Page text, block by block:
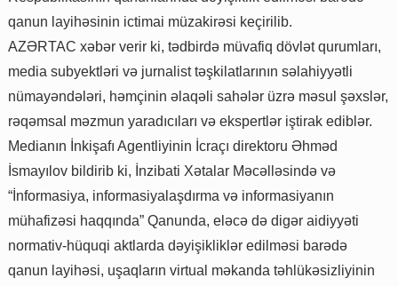
qanun layihəsinin ictimai müzakirəsi keçirilib.
AZƏRTAC xəbər verir ki, tədbirdə müvafiq dövlət qurumları,
media subyektləri və jurnalist təşkilatlarının səlahiyyətli
nümayəndələri, həmçinin əlaqəli sahələr üzrə məsul şəxslər,
rəqəmsal məzmun yaradıcıları və ekspertlər iştirak ediblər.
Medianın İnkişafı Agentliyinin İcraçı direktoru Əhməd
İsmayılov bildirib ki, İnzibati Xətalar Məcəlləsində və
“İnformasiya, informasiyalaşdırma və informasiyanın
mühafizəsi haqqında” Qanunda, eləcə də digər aidiyyəti
normativ-hüquqi aktlarda dəyişikliklər edilməsi barədə
qanun layihəsi, uşaqların virtual məkanda təhlükəsizliyinin